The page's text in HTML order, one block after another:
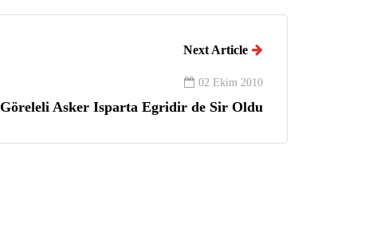
Next Article
02 Ekim 2010
Göreleli Asker Isparta Egridir de Sir Oldu